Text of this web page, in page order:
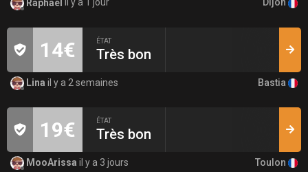
Raphaël il y a 1 jour Dijon
14€ ÉTAT
Très bon
Lina il y a 2 semaines Bastia
19€ ÉTAT
Très bon
MooArissa il y a 3 jours Toulon